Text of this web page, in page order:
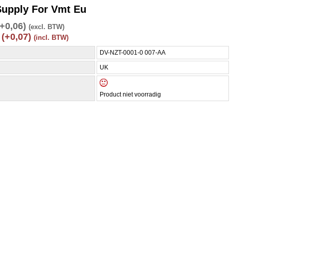
For Vmt Eu
(excl. BTW)
(incl. BTW)
DV-NZT-0001-0 007-AA
UK
Product niet voorradig